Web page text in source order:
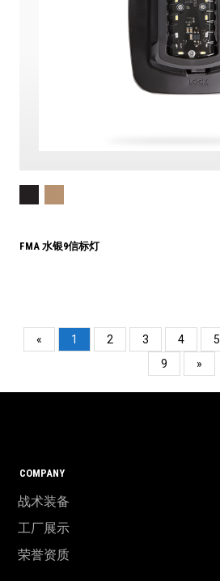
FMA 水银9信标灯
« 1 2 3 4 5
9
»
COMPANY
战术装备
工厂展示
荣誉资质